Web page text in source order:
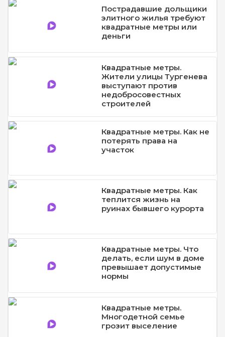
Пострадавшие дольщики
элитного жилья требуют
квадратные метры или
деньги
Квадратные метры.
Жители улицы Тургенева
выступают против
недобросовестных
строителей
Квадратные метры. Как не
потерять права на
участок
Квадратные метры. Как
теплится жизнь на
руинах бывшего курорта
Квадратные метры. Что
делать, если шум в доме
превышает допустимые
нормы
Квадратные метры.
Многодетной семье
грозит выселение